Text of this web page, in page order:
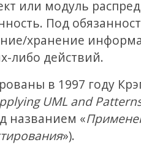
или модуль
Под
хранение
либо действий.
в 1997 году
UML and
названием «
»).